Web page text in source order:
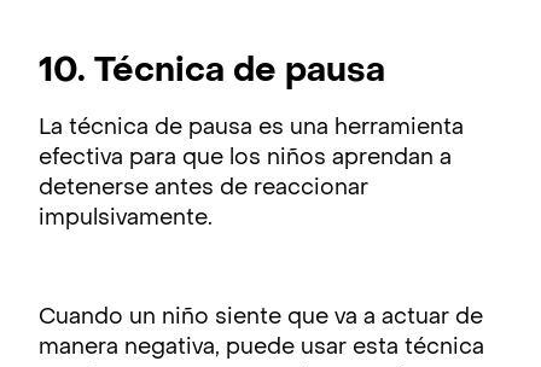
10. Técnica de pausa
La técnica de pausa es una herramienta
efectiva para que los niños aprendan a
detenerse antes de reaccionar
impulsivamente.
Cuando un niño siente que va a actuar de
manera negativa, puede usar esta técnica